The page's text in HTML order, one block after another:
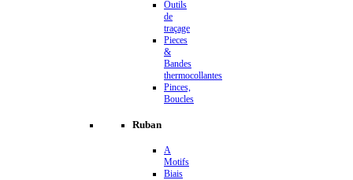
Outils
de
traçage
Pieces
&
Bandes
thermocollantes
Pinces,
Boucles
Ruban
A
Motifs
Biais